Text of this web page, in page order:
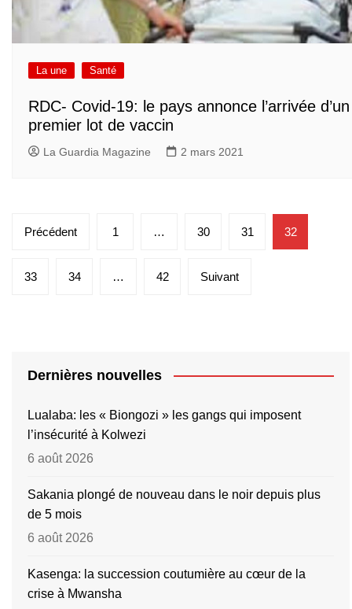
La une Santé
RDC- Covid-19: le pays annonce l’arrivée d’un
premier lot de vaccin
La Guardia Magazine 2 mars 2021
Pagination
publications
Précédent 1 … 30 31 32
33 34 … 42 Suivant
Dernières nouvelles
Lualaba: les « Biongozi » les gangs qui imposent
l’insécurité à Kolwezi
6 août 2026
Sakania plongé de nouveau dans le noir depuis plus
de 5 mois
6 août 2026
Kasenga: la succession coutumière au cœur de la
crise à Mwansha